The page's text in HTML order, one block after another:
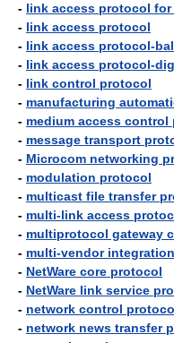
- link access protocol for
- link access protocol
- link access protocol-
- link access protocol-
- link control protocol
- manufacturing
- medium access control
- message transport
- Microcom networking
- modulation protocol
- multicast file transfer
- multi-link access
- multiprotocol gateway
- multi-vendor
- NetWare core protocol
- NetWare link service
- network control
- network news transfer